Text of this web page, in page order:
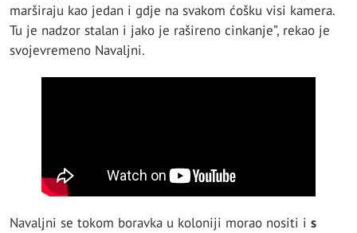
marširaju kao jedan i gdje na svakom ćošku visi kamera.
Tu je nadzor stalan i jako je rašireno cinkanje”, rekao je
svojevremeno Navaljni.
Navaljni se tokom boravka u koloniji morao nositi i s